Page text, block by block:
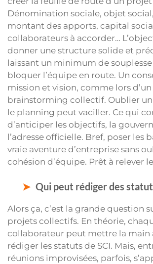
Dénomination sociale, objet
montant des apports, capital
collaborateurs à accorder…
donner une structure solide et
laissant un minimum de
bloquer l’équipe en route. Un
mission et vision, comme lors
brainstorming collectif. Oublier
le planning peut vaciller. Ce qui
d’anticiper les objectifs, la
l’adresse officielle. Bref, poser les
vraie aventure d’entreprise sans
cohésion d’équipe. Prêt à relever
Qui peut rédiger des
Alors ça, c’est la grande question
projets collectifs. En théorie,
collaborateur peut mettre la main
rédiger les statuts de SCI. Mais,
réunions improvisées, parfois,